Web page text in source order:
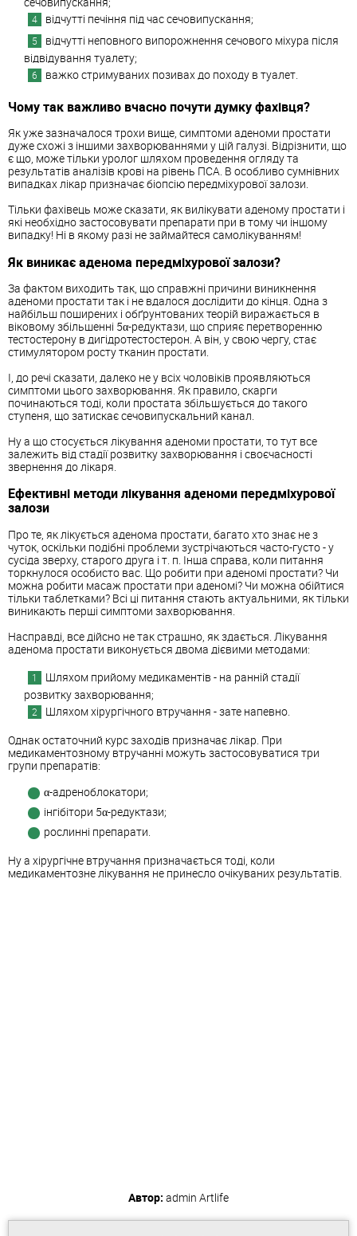
відчутті печіння під час сечовипускання;
відчутті неповного випорожнення сечового міхура після
відвідування туалету;
важко стримуваних позивах до походу в туалет.
Чому так важливо вчасно почути думку фахівця?
Як уже зазначалося трохи вище, симптоми аденоми простати
дуже схожі з іншими захворюваннями у цій галузі. Відрізнити, що
є що, може тільки уролог шляхом проведення огляду та
результатів аналізів крові на рівень ПСА. В особливо сумнівних
випадках лікар призначає біопсію передміхурової залози.
Тільки фахівець може сказати, як вилікувати аденому простати і
які необхідно застосовувати препарати при в тому чи іншому
випадку! Ні в якому разі не займайтеся самолікуванням!
Як виникає аденома передміхурової залози?
За фактом виходить так, що справжні причини виникнення
аденоми простати так і не вдалося дослідити до кінця. Одна з
найбільш поширених і обґрунтованих теорій виражається в
віковому збільшенні 5α-редуктази, що сприяє перетворенню
тестостерону в дигідротестостерон. А він, у свою чергу, стає
стимулятором росту тканин простати.
І, до речі сказати, далеко не у всіх чоловіків проявляються
симптоми цього захворювання. Як правило, скарги
починаються тоді, коли простата збільшується до такого
ступеня, що затискає сечовипускальний канал.
Ну а що стосується лікування аденоми простати, то тут все
залежить від стадії розвитку захворювання і своєчасності
звернення до лікаря.
Ефективні методи лікування аденоми передміхурової
залози
Про те, як лікується аденома простати, багато хто знає не з
чуток, оскільки подібні проблеми зустрічаються часто-густо - у
сусіда зверху, старого друга і т. п. Інша справа, коли питання
торкнулося особисто вас. Що робити при аденомі простати? Чи
можна робити масаж простати при аденомі? Чи можна обійтися
тільки таблетками? Всі ці питання стають актуальними, як тільки
виникають перші симптоми захворювання.
Насправді, все дійсно не так страшно, як здається. Лікування
аденома простати виконується двома дієвими методами:
Шляхом прийому медикаментів - на ранній стадії
розвитку захворювання;
Шляхом хірургічного втручання - зате напевно.
Однак остаточний курс заходів призначає лікар. При
медикаментозному втручанні можуть застосовуватися три
групи препаратів:
α-адреноблокатори;
інгібітори 5α-редуктази;
рослинні препарати.
Ну а хірургічне втручання призначається тоді, коли
медикаментозне лікування не принесло очікуваних результатів.
Автор: admin Artlife